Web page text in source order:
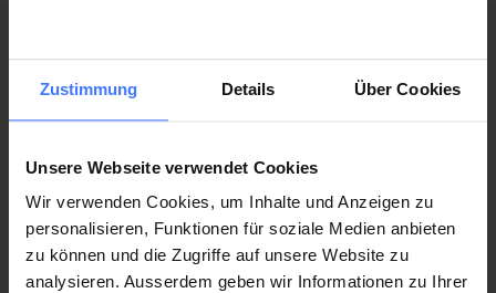
Zustimmung Details Über Cookies
Unsere Webseite verwendet Cookies
Wir verwenden Cookies, um Inhalte und Anzeigen zu
personalisieren, Funktionen für soziale Medien anbieten
zu können und die Zugriffe auf unsere Website zu
analysieren. Ausserdem geben wir Informationen zu Ihrer